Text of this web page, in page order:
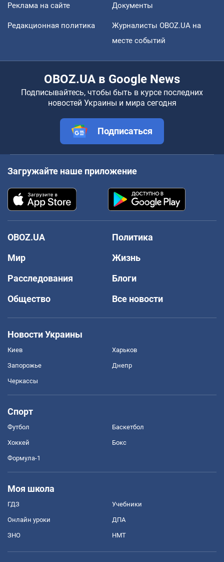
Реклама на сайте Документы
Редакционная политика
Журналисты OBOZ.UA на
месте событий
OBOZ.UA в Google News
Подписывайтесь, чтобы быть в курсе последних
новостей Украины и мира сегодня
Подписаться
Загружайте наше приложение
OBOZ.UA
Политика
Мир
Жизнь
Расследования
Блоги
Общество
Все новости
Новости Украины
Киев Харьков
Запорожье Днепр
Черкассы
Спорт
Футбол Баскетбол
Хоккей Бокс
Формула-1
Моя школа
ГДЗ Учебники
Онлайн уроки ДПА
ЗНО НМТ